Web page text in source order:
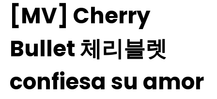
[MV] Cherry
Bullet 체리블렛
confiesa su amor